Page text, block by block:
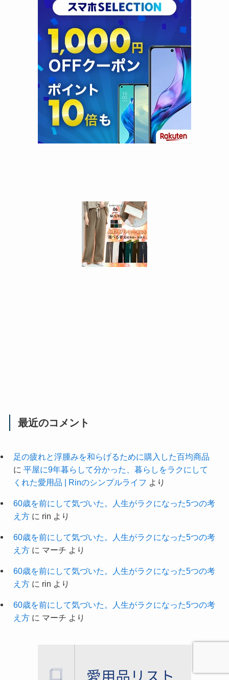
最近のコメント
足の疲れと浮腫みを和らげるために購入した百均商品
に 平屋に9年暮らして分かった、暮らしをラクにして
くれた愛用品 | Rinのシンプルライフ より
60歳を前にして気づいた。人生がラクになった5つの考
え方に rin より
60歳を前にして気づいた。人生がラクになった5つの考
え方に マーチ より
60歳を前にして気づいた。人生がラクになった5つの考
え方に rin より
60歳を前にして気づいた。人生がラクになった5つの考
え方に マーチ より